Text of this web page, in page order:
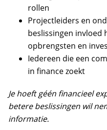
rollen
Projectleiders en
beslissingen invloed
opbrengsten en
Iedereen die een
in finance zoekt
Je hoeft géén financieel
betere beslissingen wil
informatie.